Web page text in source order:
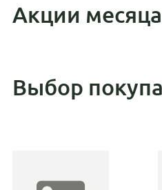
Акции месяца
Выбор